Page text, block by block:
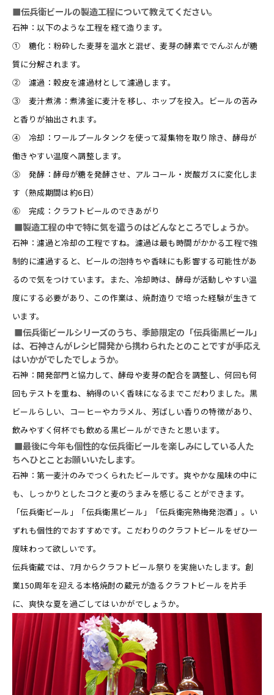
■伝兵衛ビールの製造工程について教えてください。
石神：以下のような工程を経て造ります。
① 糖化：粉砕した麦芽を温水と混ぜ、麦芽の酵素ででんぷんが糖
質に分解されます。
② 濾過：穀皮を濾過材として濾過します。
③ 麦汁煮沸：煮沸釜に麦汁を移し、ホップを投入。ビールの苦み
と香りが抽出されます。
④ 冷却：ワールプールタンクを使って凝集物を取り除き、酵母が
働きやすい温度へ調整します。
⑤ 発酵：酵母が糖を発酵させ、アルコール・炭酸ガスに変化しま
す（熟成期間は約6日）
⑥ 完成：クラフトビールのできあがり
■製造工程の中で特に気を遣うのはどんなところでしょうか。
石神：濾過と冷却の工程ですね。濾過は最も時間がかかる工程で強
制的に濾過すると、ビールの泡持ちや香味にも影響する可能性があ
るので気をつけています。また、冷却時は、酵母が活動しやすい温
度にする必要があり、この作業は、焼酎造りで培った経験が生きて
います。
■伝兵衛ビールシリーズのうち、季節限定の「伝兵衛黒ビール」
は、石神さんがレシピ開発から携わられたとのことですが手応え
はいかがでしたでしょうか。
石神：開発部門と協力して、酵母や麦芽の配合を調整し、何回も何
回もテストを重ね、納得のいく香味になるまでこだわりました。黒
ビールらしい、コーヒーやカラメル、芳ばしい香りの特徴があり、
飲みやすく何杯でも飲める黒ビールができたと思います。
■最後に今年も個性的な伝兵衛ビールを楽しみにしている人た
ちへひとことお願いいたします。
石神：第一麦汁のみでつくられたビールです。爽やかな風味の中に
も、しっかりとしたコクと麦のうまみを感じることができます。
「伝兵衛ビール」「伝兵衛黒ビール」「伝兵衛完熟梅発泡酒」。い
ずれも個性的でおすすめです。こだわりのクラフトビールをぜひ一
度味わって欲しいです。
伝兵衛蔵では、7月からクラフトビール祭りを実施いたします。創
業150周年を迎える本格焼酎の蔵元が造るクラフトビールを片手
に、爽快な夏を過ごしてはいかがでしょうか。